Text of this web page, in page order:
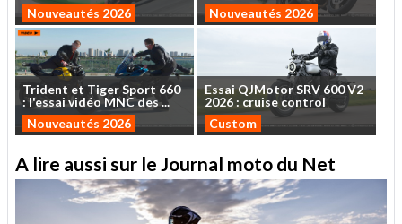
Nouveautés 2026
Nouveautés 2026
Trident et TigerSport 660
: l'essaividéoMNCdes...
Nouveautés 2026
EssaiQJMotorSRV 600V2
2026 : cruise control
Custom
A lire aussi sur le Journal moto du Net